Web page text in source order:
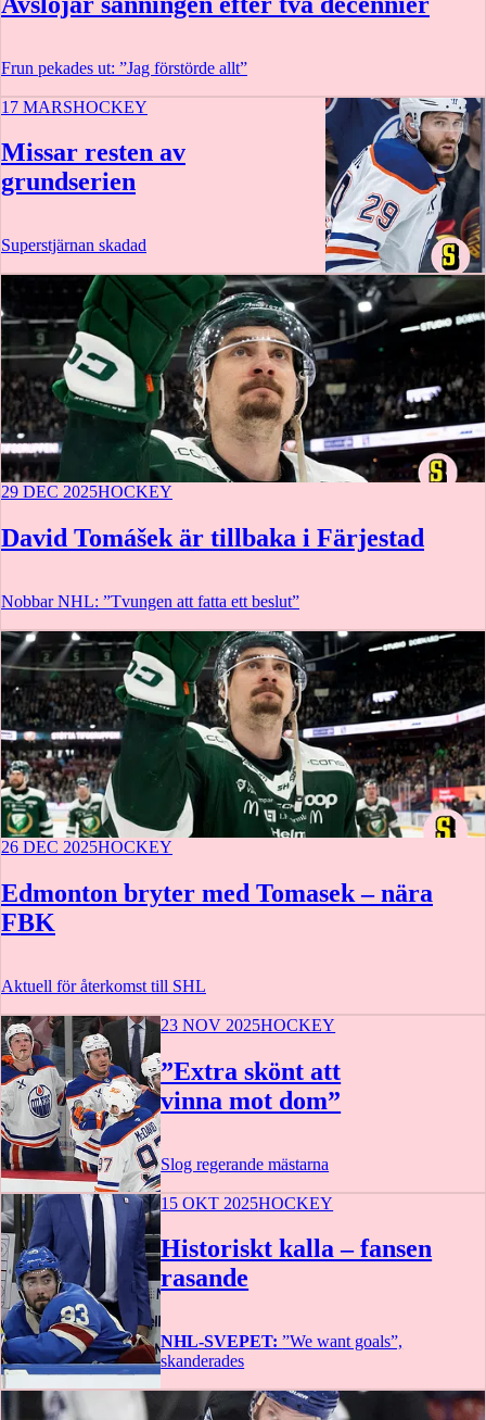
Frun pekades ut: ”Jag förstörde allt”
17 MARSHOCKEY
Missar resten av
grundserien
Superstjärnan skadad
29 DEC 2025HOCKEY
David Tomášek är tillbaka i Färjestad
Nobbar NHL: ”Tvungen att fatta ett beslut”
26 DEC 2025HOCKEY
Edmonton bryter med Tomasek – nära
FBK
Aktuell för återkomst till SHL
23 NOV 2025HOCKEY
”Extra skönt att
vinna mot dom”
Slog regerande mästarna
15 OKT 2025HOCKEY
Historiskt kalla – fansen
rasande
NHL-SVEPET:”We want goals”,
skanderades